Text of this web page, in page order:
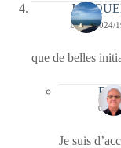
03/10/2024/
que de belles
06/
Je suis